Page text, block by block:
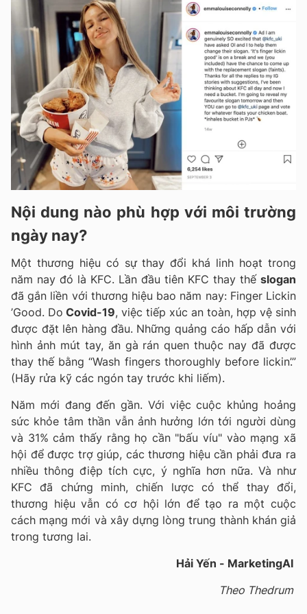
Nội dung nào phù hợp với môi trường
ngày nay?
Một thương hiệu có sự thay đổi khá linh hoạt trong
năm nay đó là KFC. Lần đầu tiên KFC thay thế slogan
đã gắn liền với thương hiệu bao năm nay: Finger Lickin
’Good. Do Covid-19, việc tiếp xúc an toàn, hợp vệ sinh
được đặt lên hàng đầu. Những quảng cáo hấp dẫn với
hình ảnh mút tay, ăn gà rán quen thuộc nay đã được
thay thế bằng “Wash fingers thoroughly before lickin’.”
(Hãy rửa kỹ các ngón tay trước khi liếm).
Năm mới đang đến gần. Với việc cuộc khủng hoảng
sức khỏe tâm thần vẫn ảnh hưởng lớn tới người dùng
và 31% cảm thấy rằng họ cần "bấu víu" vào mạng xã
hội để được trợ giúp, các thương hiệu cần phải đưa ra
nhiều thông điệp tích cực, ý nghĩa hơn nữa. Và như
KFC đã chứng minh, chiến lược có thể thay đổi,
thương hiệu vẫn có cơ hội lớn để tạo ra một cuộc
cách mạng mới và xây dựng lòng trung thành khán giả
trong tương lai.
Hải Yến - MarketingAI
Theo Thedrum